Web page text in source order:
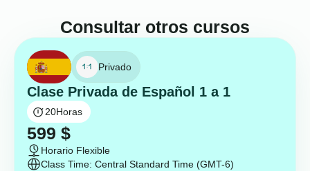
Consultar otros cursos
Privado
Clase Privada de Español 1 a 1
20Horas
599 $
Horario Flexible
Class Time: Central Standard Time (GMT-6)